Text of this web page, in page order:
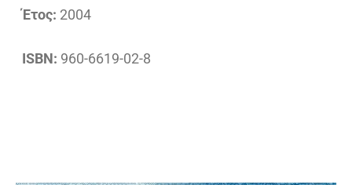
Έτος: 2004
ISBN: 960-6619-02-8